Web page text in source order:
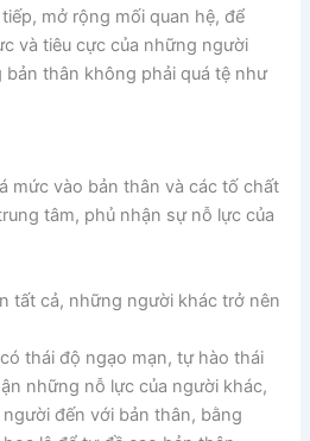
mở rộng mối quan hệ, để
và tiêu cực của những người
bản thân không phải quá tệ như
mức vào bản thân và các tố chất
tâm, phủ nhận sự nỗ lực của
tất cả, những người khác trở nên
thái độ ngạo mạn, tự hào thái
những nỗ lực của người khác,
đến với bản thân, bằng